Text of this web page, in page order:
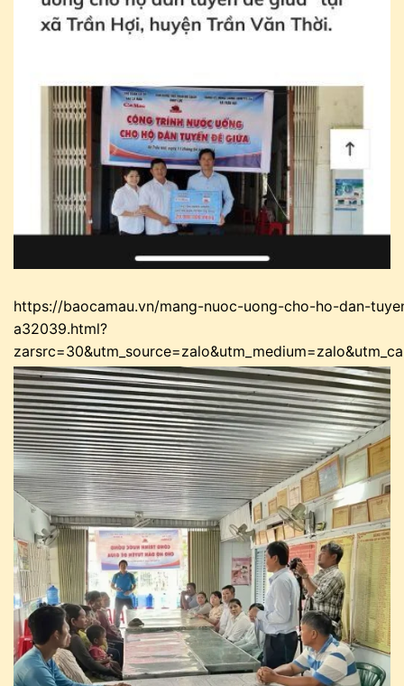
https://baocamau.vn/mang-nuoc-uong-cho-ho-dan-
a32039.html?